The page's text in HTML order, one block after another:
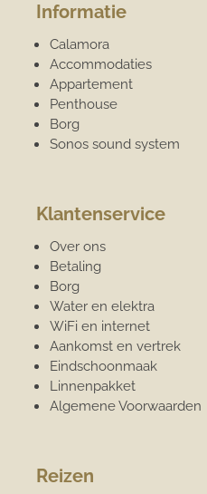
Informatie
Calamora
Accommodaties
Appartement
Penthouse
Borg
Sonos sound system
Klantenservice
Over ons
Betaling
Borg
Water en elektra
WiFi en internet
Aankomst en vertrek
Eindschoonmaak
Linnenpakket
Algemene Voorwaarden
Reizen